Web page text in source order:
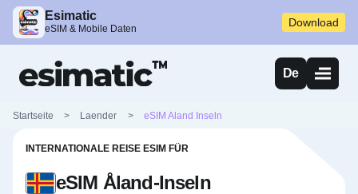
Esimatic
eSIM & Mobile Daten Download
De
Startseite > Laender > eSIM Aland Inseln
INTERNATIONALE REISE ESIM FÜR
eSIM Åland-Inseln